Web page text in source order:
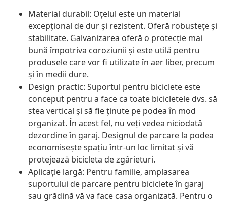
Material durabil: Oțelul este un material
excepțional de dur și rezistent. Oferă robustețe și
stabilitate. Galvanizarea oferă o protecție mai
bună împotriva coroziunii și este utilă pentru
produsele care vor fi utilizate în aer liber, precum
și în medii dure.
Design practic: Suportul pentru biciclete este
conceput pentru a face ca toate bicicletele dvs. să
stea vertical și să fie ținute pe podea în mod
organizat. În acest fel, nu veți vedea niciodată
dezordine în garaj. Designul de parcare la podea
economisește spațiu într-un loc limitat și vă
protejează bicicleta de zgârieturi.
Aplicație largă: Pentru familie, amplasarea
suportului de parcare pentru biciclete în garaj
sau grădină vă va face casa organizată. Pentru o